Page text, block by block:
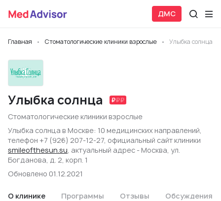
ДМС
Главная Стоматологические клиники взрослые Улыбка солнца
Улыбка солнца
Стоматологические клиники взрослые
Улыбка солнца в Москве: 10 медицинских направлений,
телефон +7 (926) 207-12-27, официальный сайт клиники
smileofthesun.su, актуальный адрес - Москва, ул.
Богданова, д. 2, корп. 1
Обновлено 01.12.2021
О клинике Программы Отзывы Обсуждения